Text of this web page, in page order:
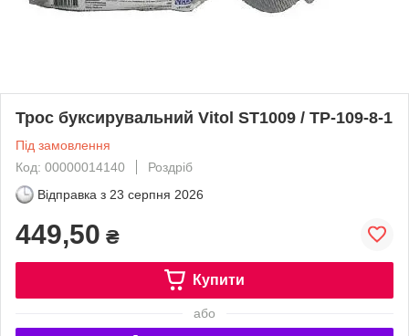
Трос буксирувальний Vitol ST1009 / ТР-109-8-1
Під замовлення
Код: 00000014140
Роздріб
Відправка з 23 серпня 2026
449,50 ₴
Купити
або